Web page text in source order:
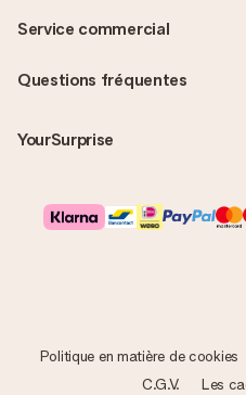
Questions fréquentes
YourSurprise
Service commercial
Politique en matière de cookies
C.G.V.
Les